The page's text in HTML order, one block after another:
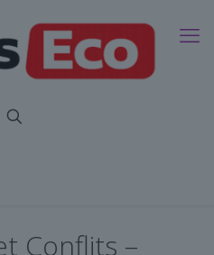
Conflits –